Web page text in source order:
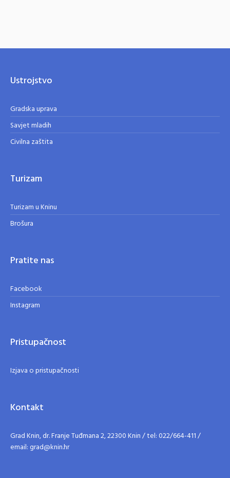
Ustrojstvo
Gradska uprava
Savjet mladih
Civilna zaštita
Turizam
Turizam u Kninu
Brošura
Pratite nas
Facebook
Instagram
Pristupačnost
Izjava o pristupačnosti
Kontakt
Grad Knin, dr. Franje Tuđmana 2, 22300 Knin / tel: 022/664-411 /
email: grad@knin.hr